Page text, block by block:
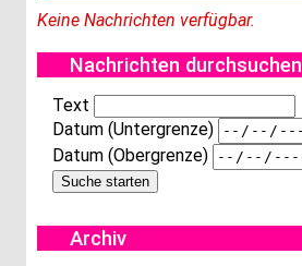
Keine Nachrichten verfügbar.
Nachrichten durchsuchen
Text
Datum (Untergrenze)
Datum (Obergrenze)
Archiv